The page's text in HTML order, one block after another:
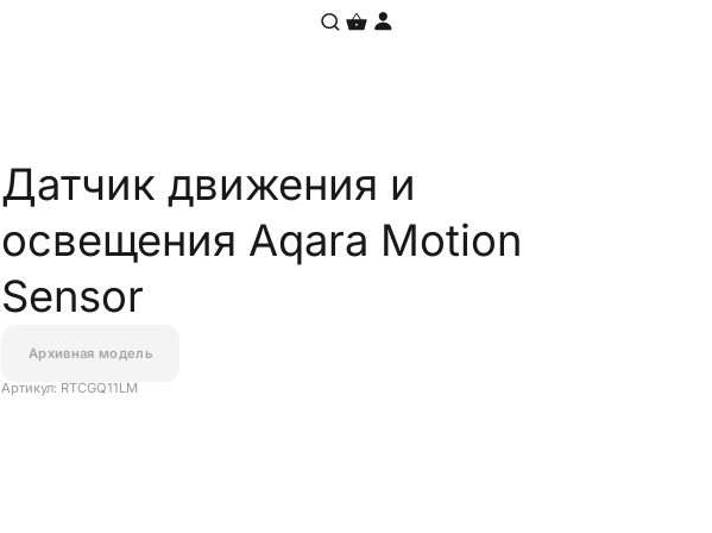
Датчик движения и
освещения Aqara Motion
Sensor
Архивная модель
Артикул: RTCGQ11LM